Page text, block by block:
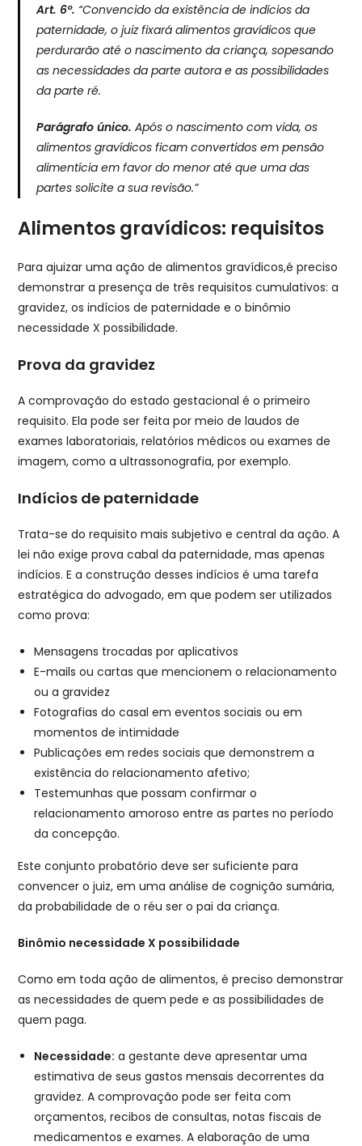
Art. 6º. “Convencido da existência de indícios da
paternidade, o juiz fixará alimentos gravídicos que
perdurarão até o nascimento da criança, sopesando
as necessidades da parte autora e as possibilidades
da parte ré.
Parágrafo único. Após o nascimento com vida, os
alimentos gravídicos ficam convertidos em pensão
alimentícia em favor do menor até que uma das
partes solicite a sua revisão.”
Alimentos gravídicos: requisitos
Para ajuizar uma ação de alimentos gravídicos,é preciso
demonstrar a presença de três requisitos cumulativos: a
gravidez, os indícios de paternidade e o binômio
necessidade X possibilidade.
Prova da gravidez
A comprovação do estado gestacional é o primeiro
requisito. Ela pode ser feita por meio de laudos de
exames laboratoriais, relatórios médicos ou exames de
imagem, como a ultrassonografia, por exemplo.
Indícios de paternidade
Trata-se do requisito mais subjetivo e central da ação. A
lei não exige prova cabal da paternidade, mas apenas
indícios. E a construção desses indícios é uma tarefa
estratégica do advogado, em que podem ser utilizados
como prova:
Mensagens trocadas por aplicativos
E-mails ou cartas que mencionem o relacionamento
ou a gravidez
Fotografias do casal em eventos sociais ou em
momentos de intimidade
Publicações em redes sociais que demonstrem a
existência do relacionamento afetivo;
Testemunhas que possam confirmar o
relacionamento amoroso entre as partes no período
da concepção.
Este conjunto probatório deve ser suficiente para
convencer o juiz, em uma análise de cognição sumária,
da probabilidade de o réu ser o pai da criança.
Binômio necessidade X possibilidade
Como em toda ação de alimentos, é preciso demonstrar
as necessidades de quem pede e as possibilidades de
quem paga.
Necessidade: a gestante deve apresentar uma
estimativa de seus gastos mensais decorrentes da
gravidez. A comprovação pode ser feita com
orçamentos, recibos de consultas, notas fiscais de
medicamentos e exames. A elaboração de uma